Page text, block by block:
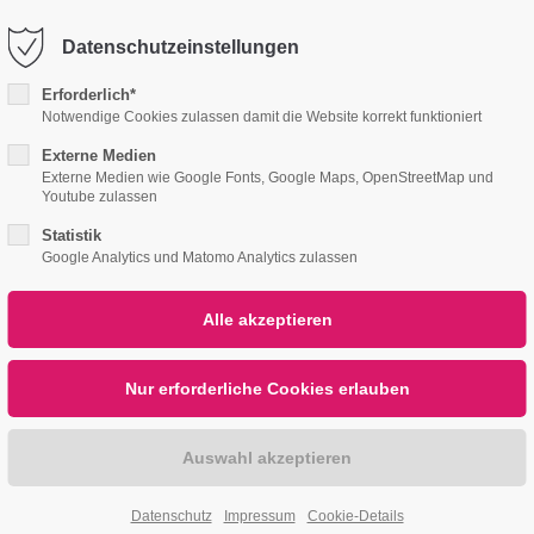
/ 365days
support for our
Fri 8:00am - 5:00pm
376-293 City Road, Suite
Have any questions?
+44 1234 567 890
Drop us a line
info@yourdomain.com
info@tafelschmitz.de
KANTINEN CATERING SERVICE
Datenschutzeinstellungen
Erforderlich*
Notwendige Cookies zulassen damit die Website korrekt funktioniert
Externe Medien
Externe Medien wie Google Fonts, Google Maps, OpenStreetMap und
Youtube zulassen
Statistik
Google Analytics und Matomo Analytics zulassen
Datenschutz Impressum Cookie-Details